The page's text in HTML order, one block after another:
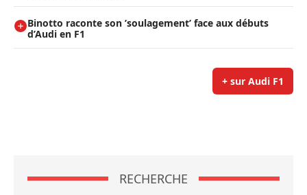
Binotto raconte son ’soulagement’ face aux débuts
d’Audi en F1
+ sur Audi F1
RECHERCHE